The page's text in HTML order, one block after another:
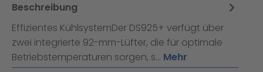
Beschreibung
Effizientes KühlsystemDer DS925+ verfügt über
zwei integrierte 92-mm-Lüfter, die für optimale
Betriebstemperaturen sorgen, s… Mehr